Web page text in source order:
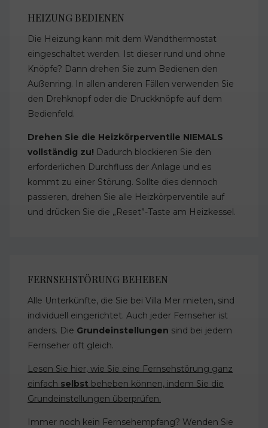
HEIZUNG BEDIENEN
Die Heizung kann mit dem Wandthermostat
eingeschaltet werden. Ist dieser rund und ohne
Knöpfe? Dann drehen Sie zum Bedienen den
Außenring. In allen anderen Fällen verwenden Sie
den Drehknopf oder die Druckknöpfe auf dem
Bedienfeld.
Drehen Sie die Heizkörperventile NIEMALS
vollständig zu! Dadurch blockieren Sie den
erforderlichen Durchfluss der Anlage und es
kommt zu einer Störung. Sollte dies dennoch
passieren, drehen Sie alle Heizkörperventile auf
und drücken Sie die „Reset”-Taste am Heizkessel.
FERNSEHSTÖRUNG BEHEBEN
Alle Unterkünfte, die Sie bei Villa Mer mieten, sind
individuell eingerichtet. Auch jeder Fernseher ist
anders. Die Grundeinstellungen sind bei jedem
Fernseher oft gleich.
Lesen Sie hier, wie Sie eine Fernsehstörung ganz
einfach selbst beheben können, indem Sie die
Grundeinstellungen überprüfen.
Immer noch kein Fernsehempfang? Wenden Sie